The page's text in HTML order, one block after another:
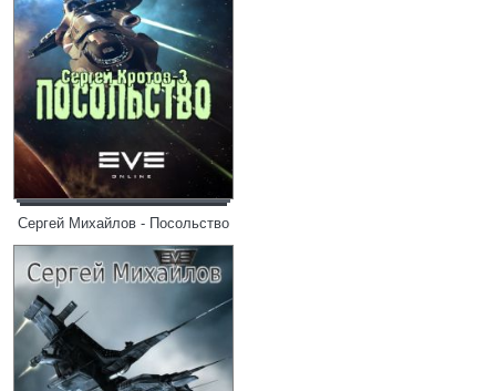
Сергей Михайлов - Посольство